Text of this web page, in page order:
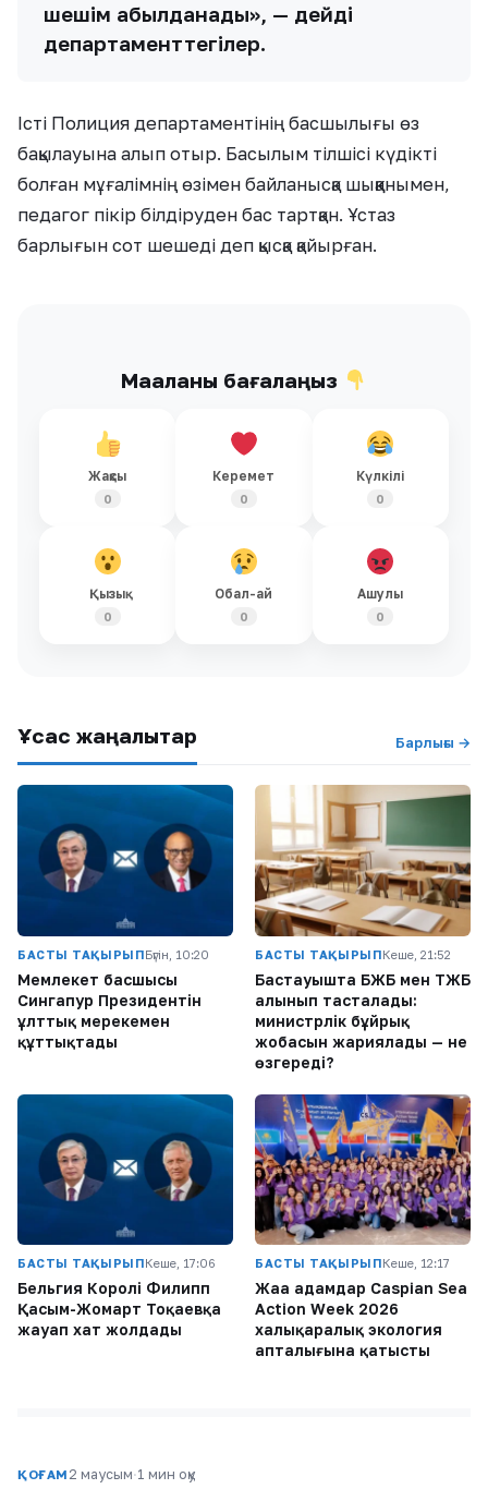
шешім қабылданады», — дейді
департаменттегілер.
Істі Полиция департаментінің басшылығы өз
бақылауына алып отыр. Басылым тілшісі күдікті
болған мұғалімнің өзімен байланысқа шыққанымен,
педагог пікір білдіруден бас тартқан. Ұстаз
барлығын сот шешеді деп қысқа қайырған.
Мақаланы бағалаңыз
Жақсы
0
Керемет
0
Күлкілі
0
Қызық
0
Обал-ай
0
Ашулы
0
Ұқсас жаңалықтар Барлығы →
БАСТЫ ТАҚЫРЫПБүгін, 10:20
Мемлекет басшысы
Сингапур Президентін
ұлттық мерекемен
құттықтады
БАСТЫ ТАҚЫРЫПКеше, 21:52
Бастауышта БЖБ мен ТЖБ
алынып тасталады:
министрлік бұйрық
жобасын жариялады — не
өзгереді?
БАСТЫ ТАҚЫРЫПКеше, 17:06
Бельгия Королі Филипп
Қасым-Жомарт Тоқаевқа
жауап хат жолдады
БАСТЫ ТАҚЫРЫПКеше, 12:17
Жаңа адамдар Caspian Sea
Action Week 2026
халықаралық экология
апталығына қатысты
ҚОҒАМ 2 маусым·1 мин оқу